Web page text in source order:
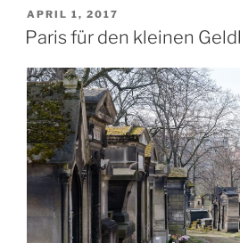
VERÖFFENTLICHT
AM
APRIL 1, 2017
Paris für den kleinen